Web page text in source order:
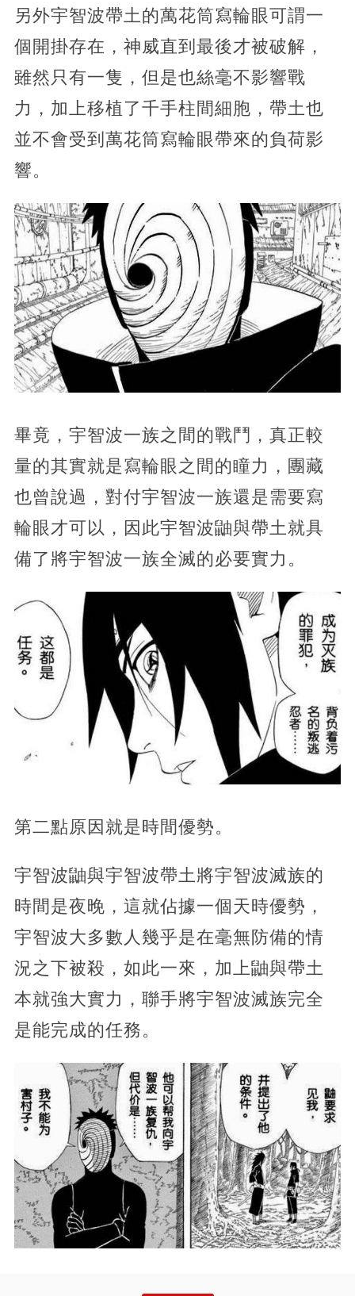
另外宇智波帶土的萬花筒寫輪眼可謂一
個開掛存在，神威直到最後才被破解，
雖然只有一隻，但是也絲毫不影響戰
力，加上移植了千手柱間細胞，帶土也
並不會受到萬花筒寫輪眼帶來的負荷影
響。
畢竟，宇智波一族之間的戰鬥，真正較
量的其實就是寫輪眼之間的瞳力，團藏
也曾說過，對付宇智波一族還是需要寫
輪眼才可以，因此宇智波鼬與帶土就具
備了將宇智波一族全滅的必要實力。
第二點原因就是時間優勢。
宇智波鼬與宇智波帶土將宇智波滅族的
時間是夜晚，這就佔據一個天時優勢，
宇智波大多數人幾乎是在毫無防備的情
況之下被殺，如此一來，加上鼬與帶土
本就強大實力，聯手將宇智波滅族完全
是能完成的任務。